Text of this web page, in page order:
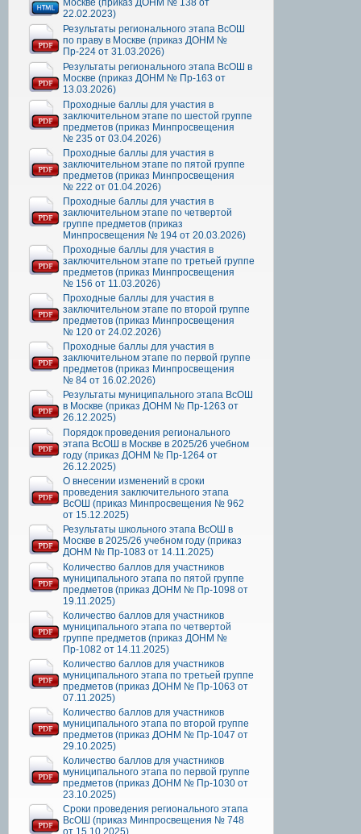
Москве (приказ ДОНМ № 138 от
22.02.2023)
Результаты регионального этапа ВсОШ
по праву в Москве (приказ ДОНМ №
Пр-224 от 31.03.2026)
Результаты регионального этапа ВсОШ в
Москве (приказ ДОНМ № Пр-163 от
13.03.2026)
Проходные баллы для участия в
заключительном этапе по шестой группе
предметов (приказ Минпросвещения
№ 235 от 03.04.2026)
Проходные баллы для участия в
заключительном этапе по пятой группе
предметов (приказ Минпросвещения
№ 222 от 01.04.2026)
Проходные баллы для участия в
заключительном этапе по четвертой
группе предметов (приказ
Минпросвещения № 194 от 20.03.2026)
Проходные баллы для участия в
заключительном этапе по третьей группе
предметов (приказ Минпросвещения
№ 156 от 11.03.2026)
Проходные баллы для участия в
заключительном этапе по второй группе
предметов (приказ Минпросвещения
№ 120 от 24.02.2026)
Проходные баллы для участия в
заключительном этапе по первой группе
предметов (приказ Минпросвещения
№ 84 от 16.02.2026)
Результаты муниципального этапа ВсОШ
в Москве (приказ ДОНМ № Пр-1263 от
26.12.2025)
Порядок проведения регионального
этапа ВсОШ в Москве в 2025/26 учебном
году (приказ ДОНМ № Пр-1264 от
26.12.2025)
О внесении изменений в сроки
проведения заключительного этапа
ВсОШ (приказ Минпросвещения № 962
от 15.12.2025)
Результаты школьного этапа ВсОШ в
Москве в 2025/26 учебном году (приказ
ДОНМ № Пр-1083 от 14.11.2025)
Количество баллов для участников
муниципального этапа по пятой группе
предметов (приказ ДОНМ № Пр-1098 от
19.11.2025)
Количество баллов для участников
муниципального этапа по четвертой
группе предметов (приказ ДОНМ №
Пр-1082 от 14.11.2025)
Количество баллов для участников
муниципального этапа по третьей группе
предметов (приказ ДОНМ № Пр-1063 от
07.11.2025)
Количество баллов для участников
муниципального этапа по второй группе
предметов (приказ ДОНМ № Пр-1047 от
29.10.2025)
Количество баллов для участников
муниципального этапа по первой группе
предметов (приказ ДОНМ № Пр-1030 от
23.10.2025)
Сроки проведения регионального этапа
ВсОШ (приказ Минпросвещения № 748
от 15.10.2025)